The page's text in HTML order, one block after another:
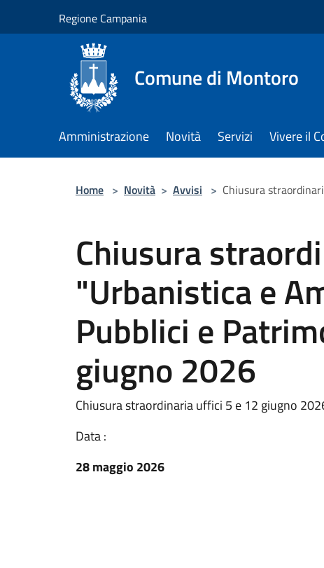
Regione Campania
Comune di Montoro
Amministrazione Novità Servizi Vivere il
Home > Novità > Avvisi > Chiusura
Chiusura
"Urbanistica e
Pubblici e
giugno 2026
Chiusura straordinaria uffici 5 e 12 giugno
Data :
28 maggio 2026